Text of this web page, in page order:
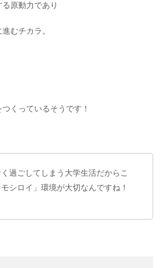
原動力であり
むチカラ。
くっているそうです！
過ごしてしまう大学生活だからこ
シロイ」環境が大切なんですね！